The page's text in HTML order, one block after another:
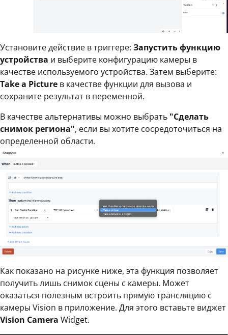
Установите действие в триггере: Запустить функцию
устройства и выберите конфигурацию камеры в
качестве используемого устройства. Затем выберите:
Take a Picture в качестве функции для вызова и
сохраните результат в переменной.
В качестве альтернативы можно выбрать "Сделать
снимок региона", если вы хотите сосредоточиться на
определенной области.
Как показано на рисунке ниже, эта функция позволяет
получить лишь снимок сцены с камеры. Может
оказаться полезным встроить прямую трансляцию с
камеры Vision в приложение. Для этого вставьте виджет
Vision Camera Widget.